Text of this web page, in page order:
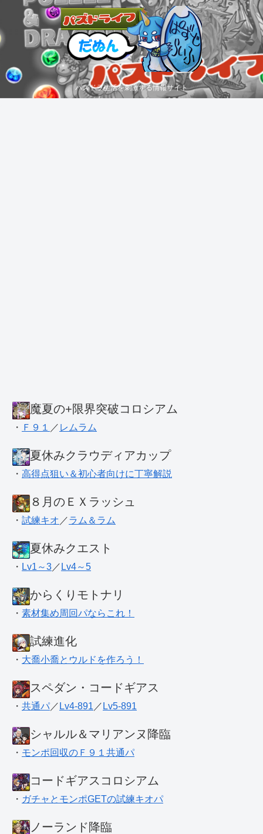
パズドラ生活を刺激する情報サイト
魔夏の+限界突破コロシアム
・ Ｆ９１ ／ レムラム
夏休みクラウディアカップ
・ 高得点狙い＆初心者向けに丁寧解説
８月のＥＸラッシュ
・ 試練キオ ／ラム＆ラム
夏休みクエスト
・ Lv1～3 ／ Lv4～5
からくりモトナリ
・ 素材集め周回パならこれ！
試練進化
・ 大喬小喬とウルドを作ろう！
スペダン・コードギアス
・ 共通パ ／ Lv4-891 ／ Lv5-891
シャルル＆マリアンヌ降臨
・ モンポ回収のＦ９１共通パ
コードギアスコロシアム
・ ガチャとモンポGETの試練キオパ
ノーランド降臨